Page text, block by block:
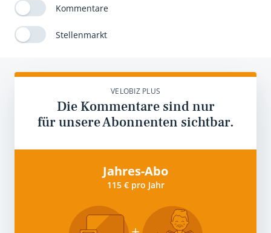
Kommentare
Stellenmarkt
VELOBIZ PLUS
Die Kommentare sind nur
für unsere Abonnenten sichtbar.
Jahres-Abo
115 € pro Jahr